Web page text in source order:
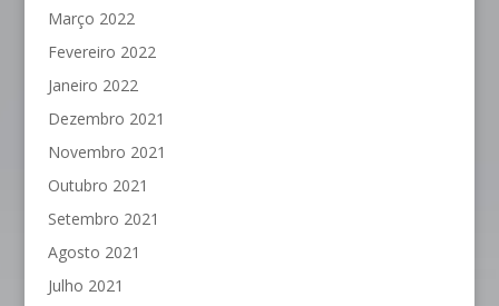
Março 2022
Fevereiro 2022
Janeiro 2022
Dezembro 2021
Novembro 2021
Outubro 2021
Setembro 2021
Agosto 2021
Julho 2021